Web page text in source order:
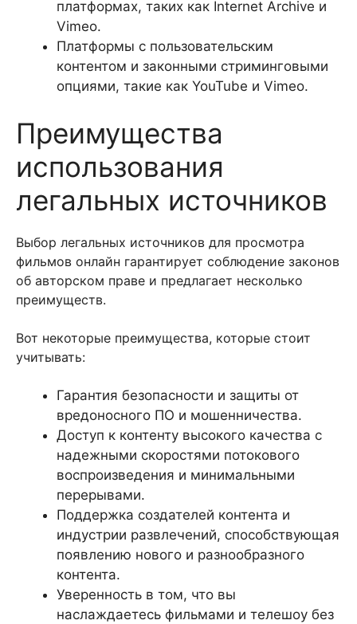
платформах, таких как Internet Archive и
Vimeo.
Платформы с пользовательским
контентом и законными стриминговыми
опциями, такие как YouTube и Vimeo.
Преимущества
использования
легальных источников
Выбор легальных источников для просмотра
фильмов онлайн гарантирует соблюдение законов
об авторском праве и предлагает несколько
преимуществ.
Вот некоторые преимущества, которые стоит
учитывать:
Гарантия безопасности и защиты от
вредоносного ПО и мошенничества.
Доступ к контенту высокого качества с
надежными скоростями потокового
воспроизведения и минимальными
перерывами.
Поддержка создателей контента и
индустрии развлечений, способствующая
появлению нового и разнообразного
контента.
Уверенность в том, что вы
наслаждаетесь фильмами и телешоу без